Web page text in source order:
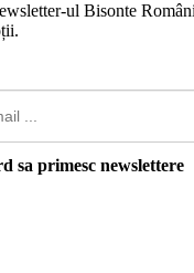
ul Bisonte
sa primesc newslettere